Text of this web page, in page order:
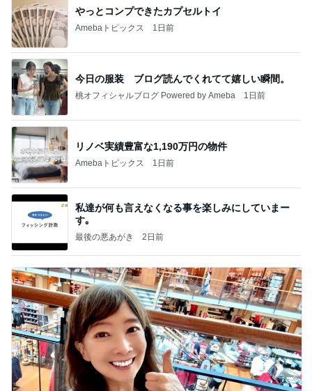
やっとコンプできたカプセルトイ
Amebaトピックス 1日前
今日の服装 ブログ読んでくれてて嬉しい瞬間。
桃オフィシャルブログ Powered by Ameba 1日前
リノベ実績豊富な1,190万円の物件
Amebaトピックス 1日前
私達が何も言えなくなる事を楽しみにしていまー
す｡
最後の悪あがき 2日前